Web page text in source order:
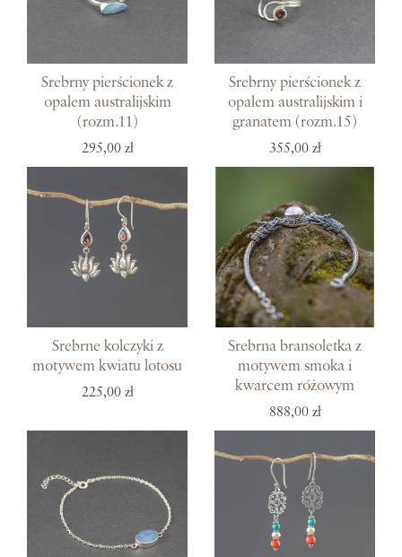
Srebrny pierścionek z
opalem australijskim
(rozm.11)
295,00 zł
Srebrny pierścionek z
opalem australijskim i
granatem (rozm.15)
355,00 zł
Srebrne kolczyki z
motywem kwiatu lotosu
225,00 zł
Srebrna bransoletka z
motywem smoka i
kwarcem różowym
888,00 zł